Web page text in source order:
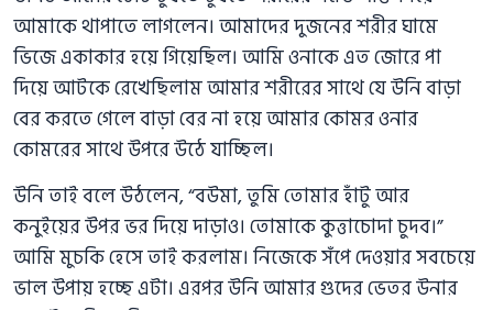
আমাকে থাপাতে লাগলেন। আমাদের দুজনের শরীর ঘামে
ভিজে একাকার হয়ে গিয়েছিল। আমি ওনাকে এত জোরে পা
দিয়ে আটকে রেখেছিলাম আমার শরীরের সাথে যে উনি বাড়া
বের করতে গেলে বাড়া বের না হয়ে আমার কোমর ওনার
কোমরের সাথে উপরে উঠে যাচ্ছিল।
উনি তাই বলে উঠলেন, “বউমা, তুমি তোমার হাঁটু আর
কনুইয়ের উপর ভর দিয়ে দাড়াও। তোমাকে কুত্তাচোদা চুদব।”
আমি মুচকি হেসে তাই করলাম। নিজেকে সঁপে দেওয়ার সবচেয়ে
ভাল উপায় হচ্ছে এটা। এরপর উনি আমার গুদের ভেতর উনার